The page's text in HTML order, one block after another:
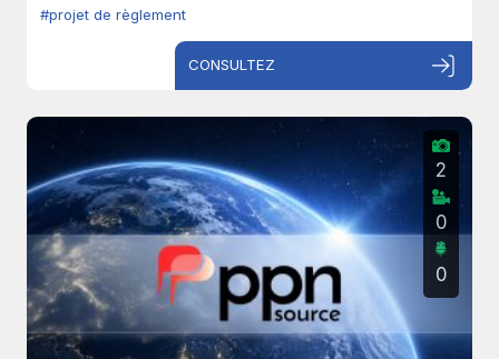
#projet de règlement
CONSULTEZ
2
0
0